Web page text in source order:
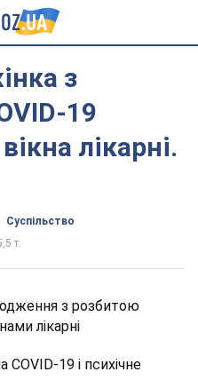
з
19
лікарні.
Суспільство
т.
з розбитою
лікарні
COVID-19 і психічне